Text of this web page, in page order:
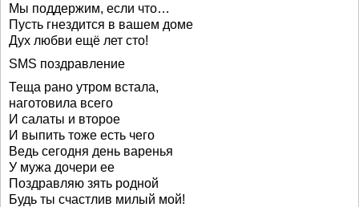
Мы поддержим, если что…
Пусть гнездится в вашем доме
Дух любви ещё лет сто!
SMS поздравление
Теща рано утром встала,
наготовила всего
И салаты и второе
И выпить тоже есть чего
Ведь сегодня день варенья
У мужа дочери ее
Поздравляю зять родной
Будь ты счастлив милый мой!